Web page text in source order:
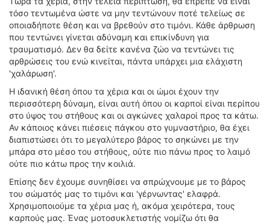
τόσο τεντωμένα ώστε να μην τεντώνουν ποτέ τελείως σε
οποιαδήποτε θέση και να βρεθούν στο τιμόνι. Κάθε άρθρωση
που τεντώνει γίνεται αδύναμη και επικίνδυνη για
τραυματισμό. Δεν θα δείτε κανένα ζώο να τεντώνει τις
αρθρώσεις του ενώ κινείται, πάντα υπάρχει μια ελάχιστη
'χαλάρωση'.
Η ιδανική θέση όπου τα χέρια και οι ώμοι έχουν την
περισσότερη δύναμη, είναι αυτή όπου οι καρποί είναι περίπου
στο ύψος του στήθους και οι αγκώνες χαλαροί προς τα κάτω.
Αν κάποιος κάνει πιέσεις πάγκου στο γυμναστήριο, θα έχει
διαπιστώσει ότι το μεγαλύτερο βάρος το σηκώνει με την
μπάρα στο μέσο του στήθους, ούτε πιο πάνω προς το λαιμό
ούτε πιο κάτω προς την κοιλιά.
Επίσης δεν έχουμε συνηθίσει να σπρώχνουμε με το βάρος
του σώματός μας το τιμόνι και 'γέρνωντας' ελαφρά.
Χρησιμοποιούμε τα χέρια μας ή, ακόμα χειρότερα, τους
καρπούς μας. Ένας μοτοσυκλετιστής νομίζω ότι θα